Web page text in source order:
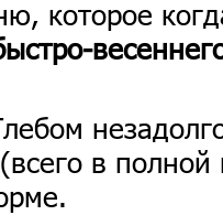
которое
в